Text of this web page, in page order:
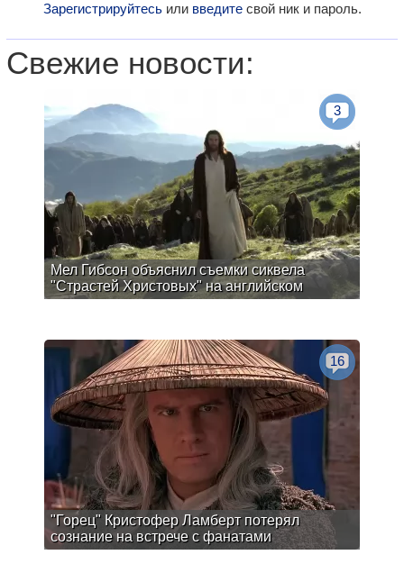
Зарегистрируйтесьили введитесвой ник и пароль.
Свежие новости:
Мел Гибсон объяснил съемки сиквела
"Страстей Христовых" на английском
3
"Горец" Кристофер Ламберт потерял
сознание на встрече с фанатами
16